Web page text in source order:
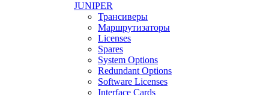
JUNIPER
Трансиверы
Маршрутизаторы
Licenses
Spares
System Options
Redundant Options
Software Licenses
Interface Cards